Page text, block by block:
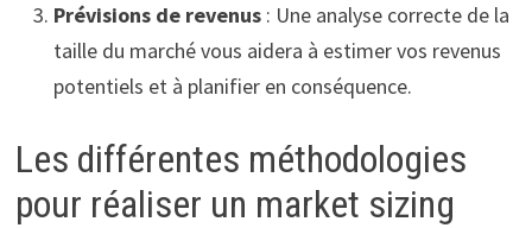
Prévisions de revenus: Une analyse correcte de la
taille du marché vous aidera à estimer vos revenus
potentiels et à planifier en conséquence.
Les différentes méthodologies
pour réaliser un market sizing